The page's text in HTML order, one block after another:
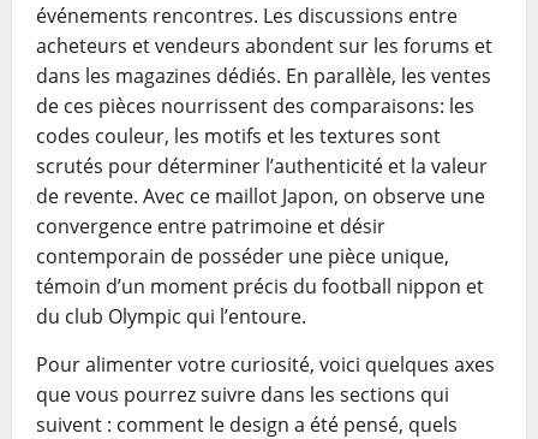
événements rencontres. Les discussions entre
acheteurs et vendeurs abondent sur les forums et
dans les magazines dédiés. En parallèle, les ventes
de ces pièces nourrissent des comparaisons: les
codes couleur, les motifs et les textures sont
scrutés pour déterminer l’authenticité et la valeur
de revente. Avec ce maillot Japon, on observe une
convergence entre patrimoine et désir
contemporain de posséder une pièce unique,
témoin d’un moment précis du football nippon et
du club Olympic qui l’entoure.
Pour alimenter votre curiosité, voici quelques axes
que vous pourrez suivre dans les sections qui
suivent : comment le design a été pensé, quels